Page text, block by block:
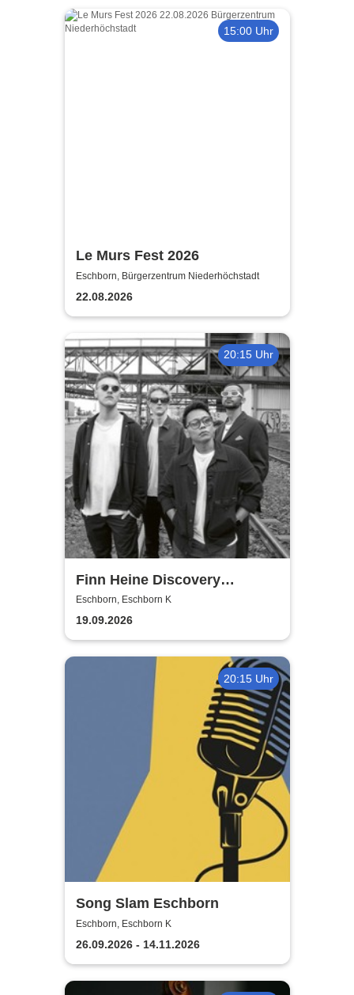
15:00 Uhr
Le Murs Fest 2026
Eschborn, Bürgerzentrum Niederhöchstadt
22.08.2026
20:15 Uhr
Finn Heine Discovery
Collective
Eschborn, Eschborn K
19.09.2026
20:15 Uhr
Song Slam Eschborn
Eschborn, Eschborn K
26.09.2026 - 14.11.2026